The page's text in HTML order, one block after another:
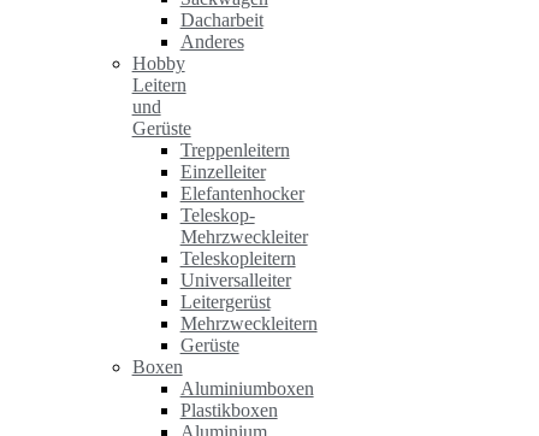
Dacharbeit
Anderes
Hobby
Leitern
und
Gerüste
Treppenleitern
Einzelleiter
Elefantenhocker
Teleskop-
Mehrzweckleiter
Teleskopleitern
Universalleiter
Leitergerüst
Mehrzweckleitern
Gerüste
Boxen
Aluminiumboxen
Plastikboxen
Aluminium